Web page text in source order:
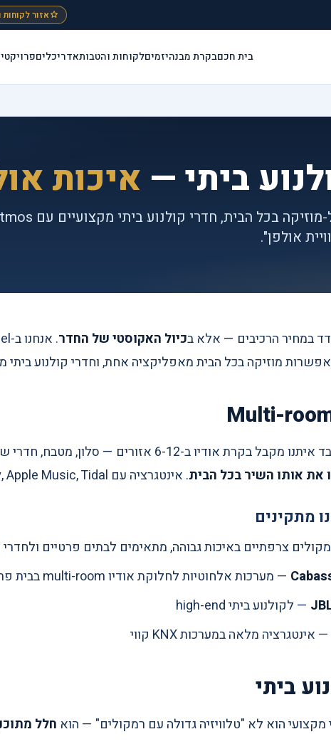
אזור לקוחות
בית חכםבקרת מבנהיזמיםלקוחות והטבותאדריכלים
ביתי — איכות
אולפן".
במחיר הרכיבים — אלא בכיול האקוסטי של החדר
6-12 אזורים — סלון, מטבח, חדרי שינה, גינה, בריכה. בכל אזור אפשר לנגן
את אותו השיר בכל הבית. אינטגרציה עם Spotify, Apple Music, Tidal, רדיו אינטרנט.
מתקינים
צרפתיים באיכות גבוהה, מתאימים לבתים פרטיים ולחדרי
— מערכות אלחוטיות לחלוקת אודיו multi-room בבית פרטי
— לקולנוע ביתי high-end
— אינטגרציה מלאה במערכות KNX קווי
ביתי
מקצועי הוא לא "טלוויזיה גדולה עם רמקולים" — הוא חלל